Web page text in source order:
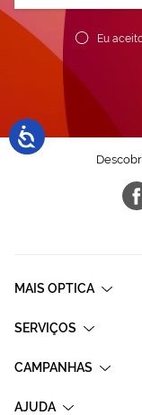
Newsletter:
Eu
MAIS OPTICA
SERVIÇOS
CAMPANHAS
AJUDA